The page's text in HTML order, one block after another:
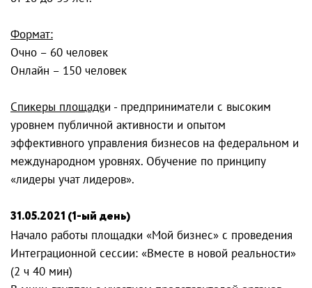
Формат:
Очно – 60 человек
Онлайн – 150 человек
Спикеры площадки - предприниматели с высоким
уровнем публичной активности и опытом
эффективного управления бизнесов на федеральном и
международном уровнях. Обучение по принципу
«лидеры учат лидеров».
31.05.2021 (1-ый день)
Начало работы площадки «Мой бизнес» с проведения
Интеграционной сессии: «Вместе в новой реальности»
(2 ч 40 мин)